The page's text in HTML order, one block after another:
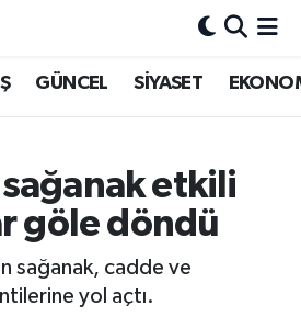
GÜNCEL SİYASET
etkili
göle döndü
sağanak, cadde ve
yol açtı.
ve Fikstür